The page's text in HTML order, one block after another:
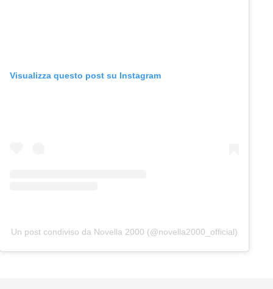
Visualizza questo post su Instagram
Un post condiviso da Novella 2000 (@novella2000_official)